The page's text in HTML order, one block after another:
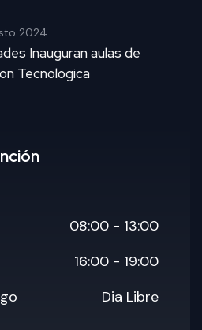
08:00 - 13:00
16:00 - 19:00
Dia Libre
2024
Inauguran aulas de
Tecnologica